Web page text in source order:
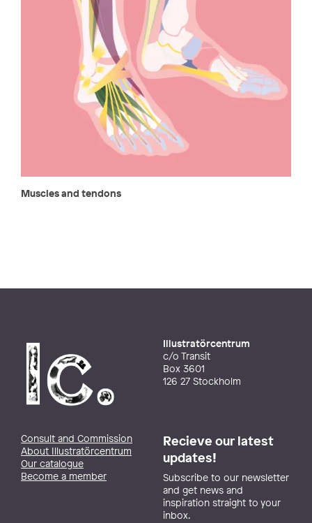
Muscles and tendons
Illustratörcentrum
c/o Transit
Box 3601
126 27 Stockholm
Consult and Commission
About Illustratörcentrum
Our catalogue
Become a member
Recieve our latest
updates!
Subscribe to our newsletter
and get news and
inspiration straight to your
inbox.